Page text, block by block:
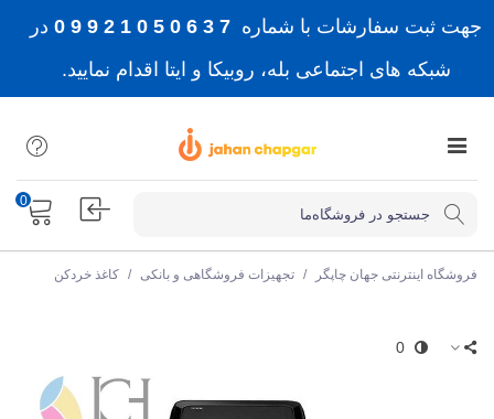
جهت ثبت سفارشات با شماره 7 3 6 0 5 0 1 2 9 9 0
در
شبکه های اجتماعی بله، روبیکا و ایتا اقدام نمایید.
0
فروشگاه اینترنتی جهان چاپگر / تجهیزات فروشگاهی و بانکی / کاغذ خردکن
0